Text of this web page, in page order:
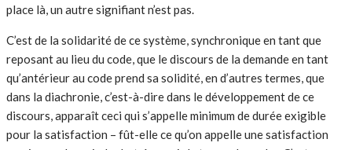
place là, un autre signifiant n’est pas.
C’est de la solidarité de ce système, synchronique en tant que
reposant au lieu du code, que le discours de la demande en tant
qu’antérieur au code prend sa solidité, en d’autres termes, que
dans la diachronie, c’est-à-dire dans le développement de ce
discours, apparaît ceci qui s’appelle minimum de durée exigible
pour la satisfaction – fût-elle ce qu’on appelle une satisfaction